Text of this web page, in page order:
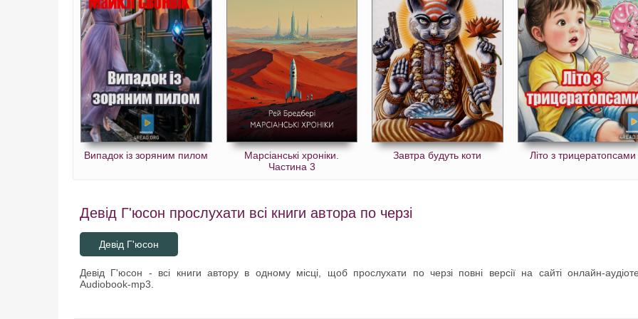
Випадок із зоряним пилом
Марсіанські хроніки.
Частина 3
Завтра будуть коти Літо з трицератопсами
Девід Г'юсон прослухати всі книги автора по черзі
Девід Г'юсон
Девід Г'юсон - всі книги автору в одному місці, щоб прослухати по черзі повні версії на сайті онлайн-
Audiobook-mp3.